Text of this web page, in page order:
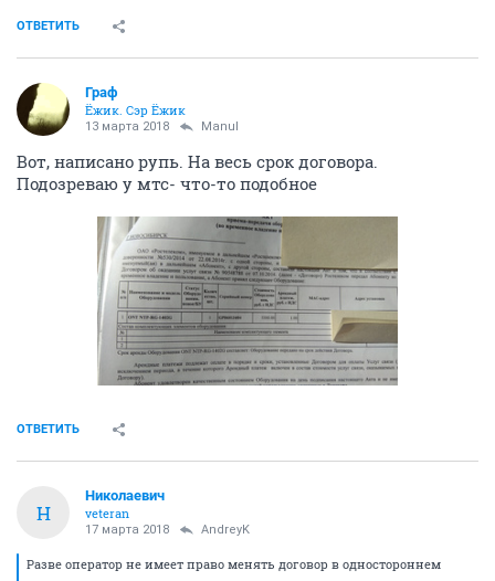
ОТВЕТИТЬ
Граф
Ёжик. Сэр Ёжик
13 марта 2018 Manul
Вот, написано рупь. На весь срок договора.
Подозреваю у мтс- что-то подобное
ОТВЕТИТЬ
Н
Николаевич
veteran
17 марта 2018 AndreyK
Разве оператор не имеет право менять договор в одностороннем